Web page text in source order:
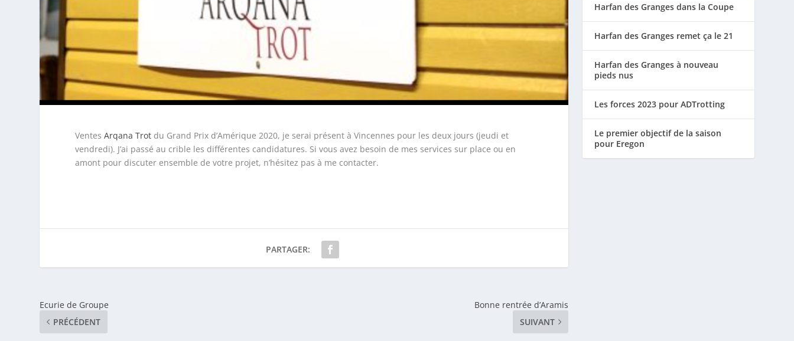
VentesArqana Trot du Grand Prix d’Amérique 2020, je serai présent à Vincennes pour les deux jours (jeudi et
vendredi). J’ai passé au crible les différentes candidatures. Si vous avez besoin de mes services sur place ou en
amont pour discuter ensemble de votre projet, n’hésitez pas à me contacter.
PARTAGER:
Ecurie de Groupe
PRÉCÉDENT
Bonne rentrée d’Aramis
SUIVANT
Harfan des Granges dans la Coupe
Harfan des Granges remet ça le 21
Harfan des Granges à nouveau
pieds nus
Les forces 2023 pour ADTrotting
Le premier objectif de la saison
pour Eregon